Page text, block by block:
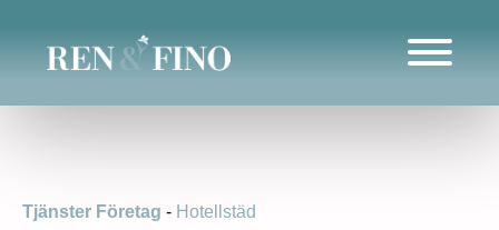
Tjänster Företag - Hotellstäd